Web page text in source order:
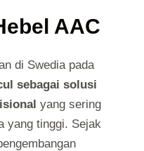
AAC
di Swedia pada
sebagai solusi
yang sering
yang tinggi. Sejak